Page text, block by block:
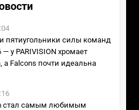
пятиугольники силы команд
— у PARIVISION хромает
а Falcons почти идеальна
стал самым любимым